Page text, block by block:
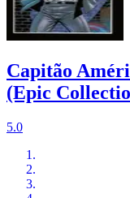
Capitão
(Epic
5.0